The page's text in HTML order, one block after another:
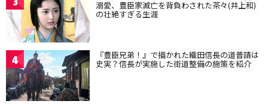
溺愛、豊臣家滅亡を背負わされた茶々(井上和)
の壮絶すぎる生涯
4 『豊臣兄弟！』で描かれた織田信長の道普請は
史実？信長が実施した街道整備の施策を紹介